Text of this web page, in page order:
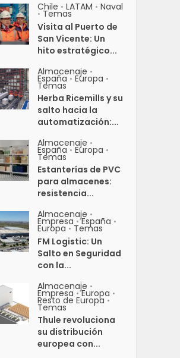
Chile • LATAM • Naval
• Temas
Visita al Puerto de
San Vicente: Un
hito estratégico...
Almacenaje •
España • Europa •
Temas
Herba Ricemills y su
salto hacia la
automatización:...
Almacenaje •
España • Europa •
Temas
Estanterías de PVC
para almacenes:
resistencia...
Almacenaje •
Empresa • España •
Europa • Temas
FM Logistic: Un
Salto en Seguridad
con la...
Almacenaje •
Empresa • Europa •
Resto de Europa •
Temas
Thule revoluciona
su distribución
europea con...